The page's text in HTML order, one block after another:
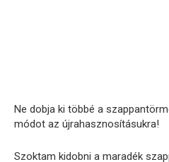
Ne dobja ki többé a
módot az újrahasznosításukra!
Szoktam kidobni a maradék